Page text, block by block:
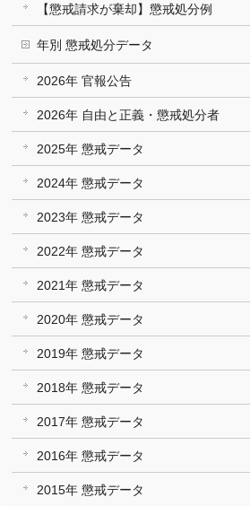
【懲戒請求が棄却】懲戒処分例
年別 懲戒処分データ
2026年 官報公告
2026年 自由と正義・懲戒処分者
2025年 懲戒データ
2024年 懲戒データ
2023年 懲戒データ
2022年 懲戒データ
2021年 懲戒データ
2020年 懲戒データ
2019年 懲戒データ
2018年 懲戒データ
2017年 懲戒データ
2016年 懲戒データ
2015年 懲戒データ